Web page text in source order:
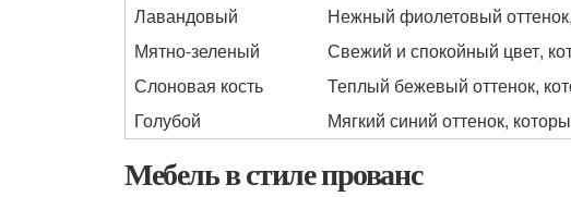
Лавандовый
Нежный фиолетовый
Мятно-зеленый
Свежий и спокойный цвет,
Слоновая кость
Теплый бежевый оттенок,
Голубой
Мягкий синий оттенок,
Мебель в стиле прованс